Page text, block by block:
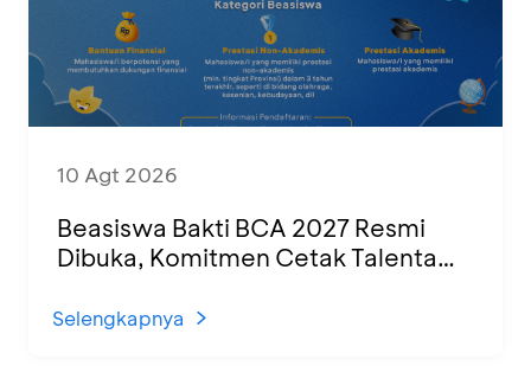
10 Agt 2026
Beasiswa Bakti BCA 2027 Resmi
Dibuka, Komitmen Cetak Talenta
Unggul
Selengkapnya